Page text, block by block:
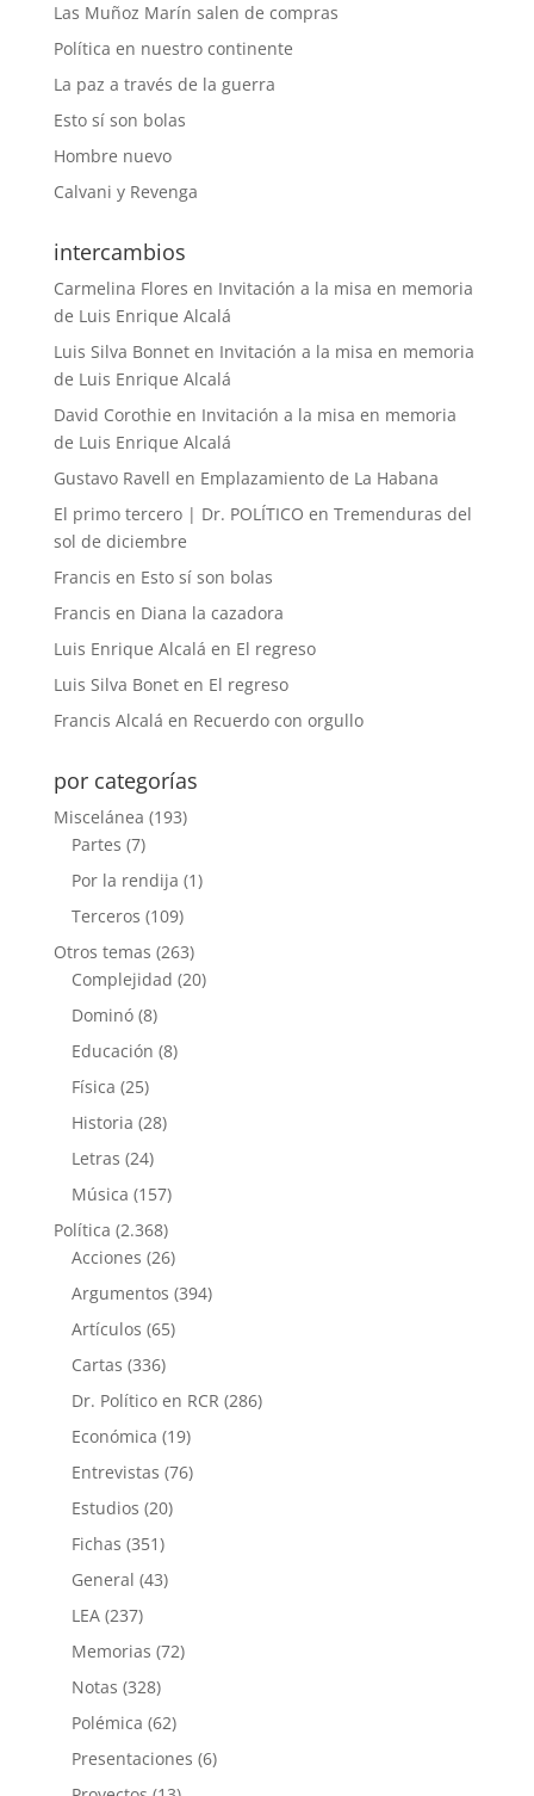
Las Muñoz Marín salen de compras
Política en nuestro continente
La paz a través de la guerra
Esto sí son bolas
Hombre nuevo
Calvani y Revenga
intercambios
Carmelina Flores en Invitación a la misa en memoria
de Luis Enrique Alcalá
Luis Silva Bonneten Invitación a la misa en memoria
de Luis Enrique Alcalá
David Corothie en Invitación a la misa en memoria
de Luis Enrique Alcalá
Gustavo Ravell en Emplazamiento de La Habana
El primo tercero | Dr. POLÍTICO en Tremenduras del
sol de diciembre
Francis en Esto sí son bolas
Francis en Diana la cazadora
Luis Enrique Alcalá en El regreso
Luis Silva Boneten El regreso
Francis Alcalá en Recuerdo con orgullo
por categorías
Miscelánea (193)
Partes (7)
Por la rendija (1)
Terceros (109)
Otros temas (263)
Complejidad (20)
Dominó(8)
Educación (8)
Física (25)
Historia (28)
Letras (24)
Música (157)
Política (2.368)
Acciones (26)
Argumentos (394)
Artículos (65)
Cartas (336)
Dr. Político en RCR (286)
Económica (19)
Entrevistas (76)
Estudios (20)
Fichas (351)
General (43)
LEA(237)
Memorias (72)
Notas (328)
Polémica (62)
Presentaciones (6)